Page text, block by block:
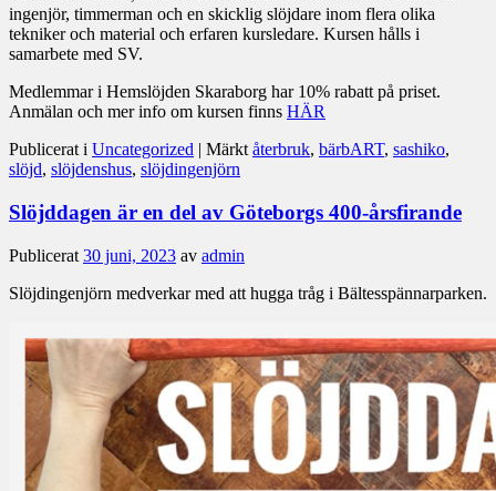
ingenjör, timmerman och en skicklig slöjdare inom flera olika
tekniker och material och erfaren kursledare. Kursen hålls i
samarbete med SV.
Medlemmar i Hemslöjden Skaraborg har 10% rabatt på priset.
Anmälan och mer info om kursen finns HÄR
Publicerat i Uncategorized | Märkt återbruk, bärbART, sashiko,
slöjd, slöjdenshus, slöjdingenjörn
Slöjddagen är en del av Göteborgs 400-årsfirande
Publicerat 30 juni, 2023 av admin
Slöjdingenjörn medverkar med att hugga tråg i Bältesspännarparken.